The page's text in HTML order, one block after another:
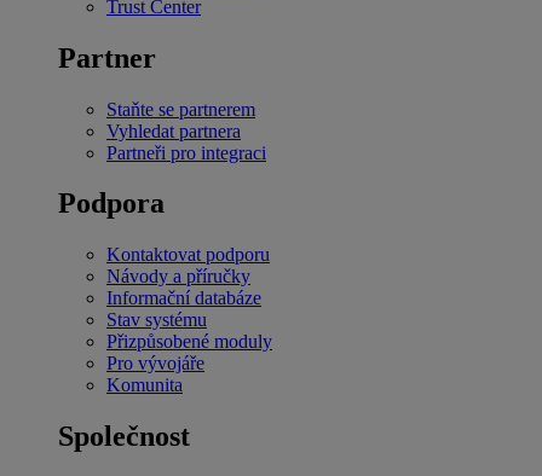
Trust Center
Partner
Staňte se partnerem
Vyhledat partnera
Partneři pro integraci
Podpora
Kontaktovat podporu
Návody a příručky
Informační databáze
Stav systému
Přizpůsobené moduly
Pro vývojáře
Komunita
Společnost